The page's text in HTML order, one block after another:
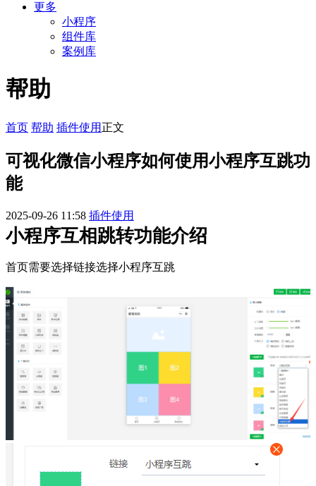
更多
小程序
组件库
案例库
帮助
首页 帮助 插件使用 正文
可视化微信小程序如何使用小程序互跳功
能
2025-09-26 11:58 插件使用
小程序互相跳转功能介绍
首页需要选择链接选择小程序互跳